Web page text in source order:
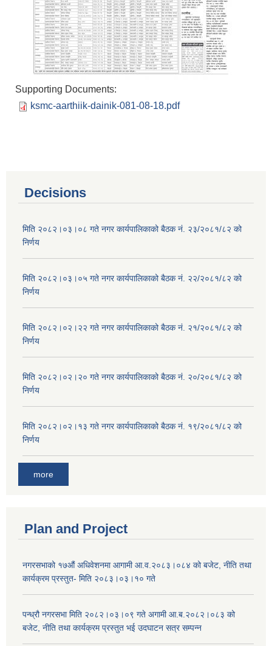
Supporting Documents:
ksmc-aarthiik-dainik-081-08-18.pdf
Decisions
मिति २०८२।०३।०८ गते नगर कार्यपालिकाको बैठक नं. २३/२०८१/८२ को
निर्णय
मिति २०८२।०३।०५ गते नगर कार्यपालिकाको बैठक नं. २२/२०८१/८२ को
निर्णय
मिति २०८२।०२।२२ गते नगर कार्यपालिकाको बैठक नं. २१/२०८१/८२ को
निर्णय
मिति २०८२।०२।२० गते नगर कार्यपालिकाको बैठक नं. २०/२०८१/८२ को
निर्णय
मिति २०८२।०२।१३ गते नगर कार्यपालिकाको बैठक नं. १९/२०८१/८२ को
निर्णय
more
Plan and Project
नगरसभाको १७औं अधिवेशनमा आगामी आ.व.२०८३।०८४ को बजेट, नीति तथा
कार्यक्रम प्रस्तुत- मिति २०८३।०३।१० गते
पन्ध्रौ नगरसभा मिति २०८२।०३।०९ गते अगामी आ.ब.२०८२।०८३ को
बजेट, नीति तथा कार्यक्रम प्रस्तुत भई उदघाटन सत्र सम्पन्न